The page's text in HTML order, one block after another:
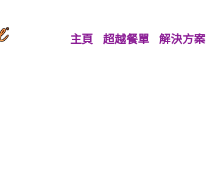
主頁 超越餐單 解決方案